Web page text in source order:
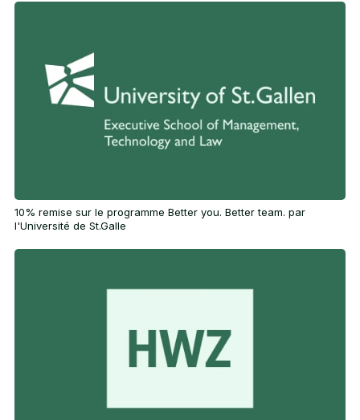
10% remise sur le programme Better you. Better team. par
l'Université de St.Galle